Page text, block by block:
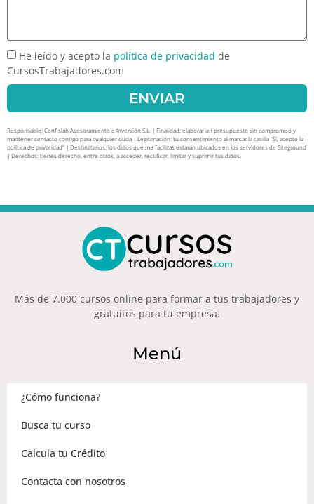
He leído y acepto la política de privacidad de
CursosTrabajadores.com
ENVIAR
Responsable: Confislab Asesoramiento e Inversión S.L. | Finalidad: elaborar un presupuesto sin compromiso y
mantener contacto contigo para cualquier duda | Legitimación: tu consentimiento al marcar la casilla “Sí, acepto la
política de privacidad” | Destinatarios: los datos que me facilitas estarán ubicados en los servidores de Siteground
| Derechos: tienes derecho, entre otros, a acceder, rectificar, limitar y suprimir tus datos.
Más de 7.000 cursos online para formar a tus trabajadores y
gratuitos para tu empresa.
Menú
¿Cómo funciona?
Busca tu curso
Calcula tu Crédito
Contacta con nosotros